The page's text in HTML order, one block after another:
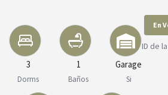
3
Dorms
1
Baños
Garage
Si
En
ID de